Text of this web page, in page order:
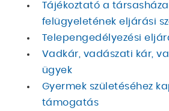
Tájékoztató a
felügyeletének eljárási
Telepengedélyezési
Vadkár, vadászati kár,
ügyek
Gyermek születéséhez
támogatás